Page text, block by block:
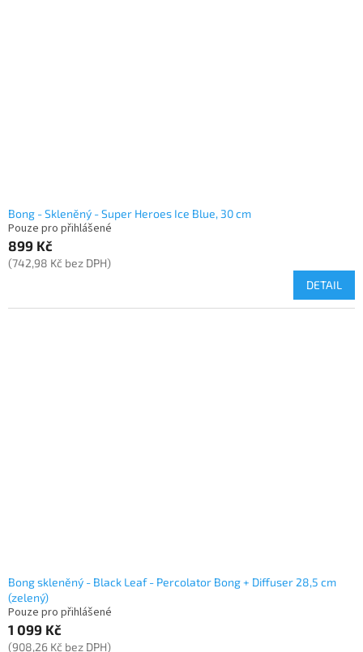
Bong - Skleněný - Super Heroes Ice Blue, 30 cm
Pouze pro přihlášené
899 Kč
(742,98 Kč bez DPH)
DETAIL
Bong skleněný - Black Leaf - Percolator Bong + Diffuser 28,5 cm
(zelený)
Pouze pro přihlášené
1 099 Kč
(908,26 Kč bez DPH)